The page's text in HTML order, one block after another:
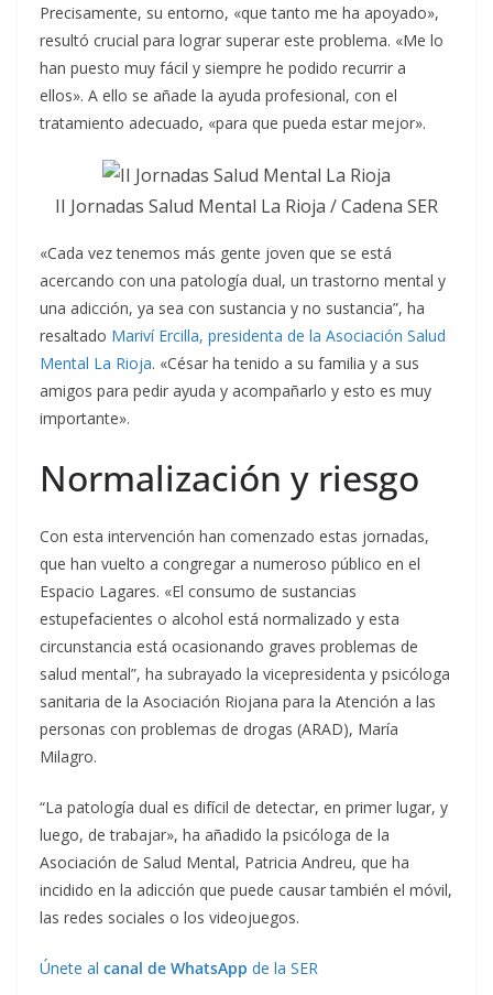
Precisamente, su entorno, «que tanto me ha apoyado»,
resultó crucial para lograr superar este problema. «Me lo
han puesto muy fácil y siempre he podido recurrir a
ellos». A ello se añade la ayuda profesional, con el
tratamiento adecuado, «para que pueda estar mejor».
II Jornadas Salud Mental La Rioja / Cadena SER
«Cada vez tenemos más gente joven que se está
acercando con una patología dual, un trastorno mental y
una adicción, ya sea con sustancia y no sustancia”, ha
resaltado Mariví Ercilla, presidenta de la Asociación Salud
Mental La Rioja. «César ha tenido a su familia y a sus
amigos para pedir ayuda y acompañarlo y esto es muy
importante».
Normalización y riesgo
Con esta intervención han comenzado estas jornadas,
que han vuelto a congregar a numeroso público en el
Espacio Lagares. «El consumo de sustancias
estupefacientes o alcohol está normalizado y esta
circunstancia está ocasionando graves problemas de
salud mental”, ha subrayado la vicepresidenta y psicóloga
sanitaria de la Asociación Riojana para la Atención a las
personas con problemas de drogas (ARAD), María
Milagro.
“La patología dual es difícil de detectar, en primer lugar, y
luego, de trabajar», ha añadido la psicóloga de la
Asociación de Salud Mental, Patricia Andreu, que ha
incidido en la adicción que puede causar también el móvil,
las redes sociales o los videojuegos.
Únete al canal de WhatsApp de la SER